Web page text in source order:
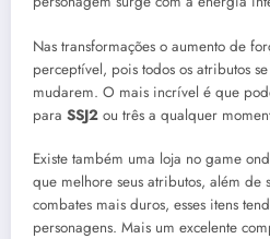
Nas transformações o aumento de
perceptível, pois todos os atributos
mudarem. O mais incrível é que
para SSJ2 ou três a qualquer
Existe também uma loja no game
que melhore seus atributos, além
combates mais duros, esses itens
personagens. Mais um excelente